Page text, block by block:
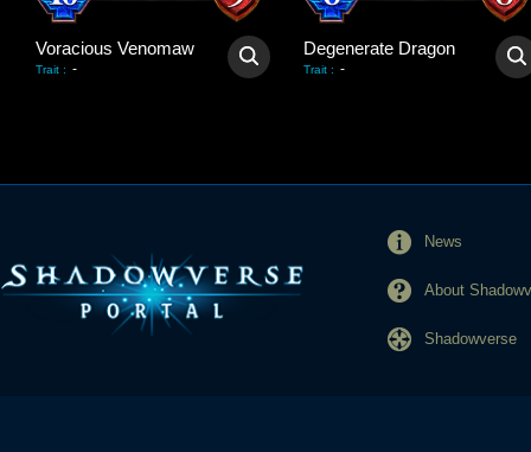
Voracious Venomaw
Trait : -
Degenerate Dragon
Trait : -
News
About
Shadowverse